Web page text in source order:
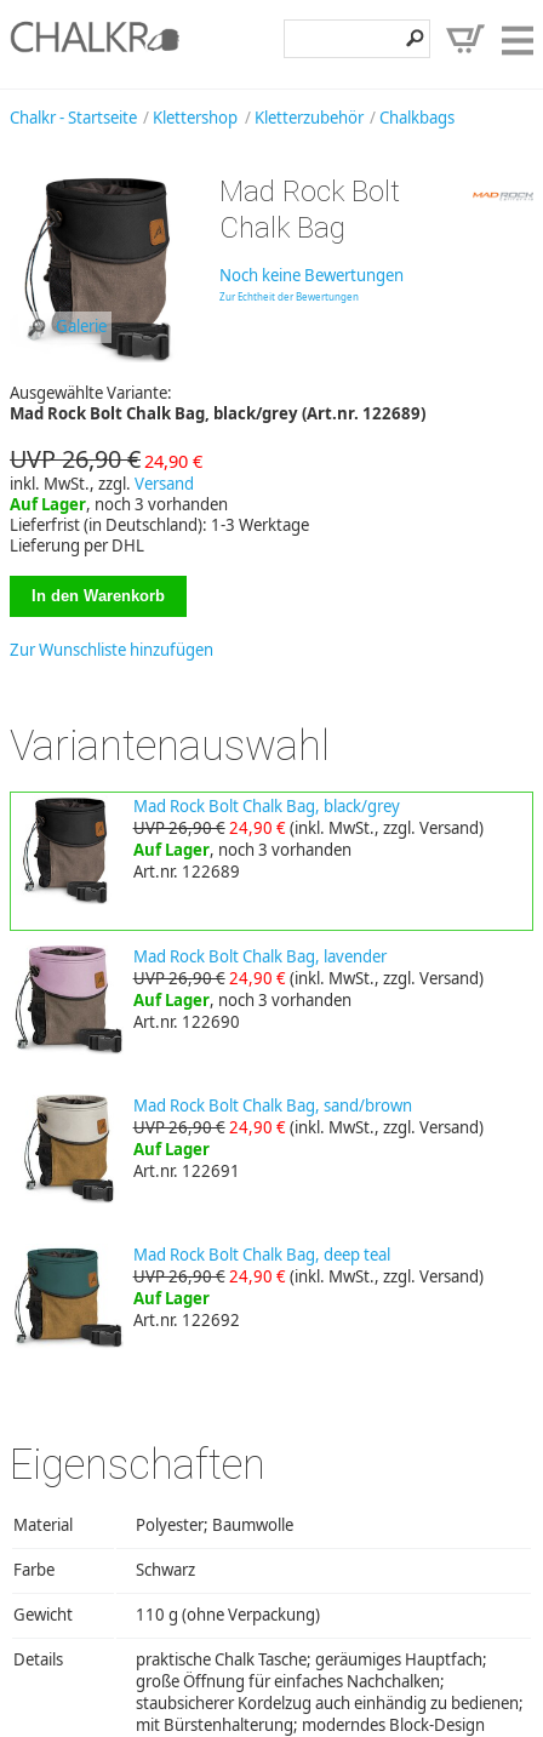
Klettershop
Entdecken
Chalkr - Startseite Klettershop Kletterzubehör Chalkbags
Galerie
Mad Rock Bolt
Chalk Bag
Noch keine Bewertungen
Zur Echtheit der Bewertungen
Ausgewählte Variante:
Mad Rock Bolt Chalk Bag, black/grey (Art.nr. 122689)
UVP 26,90 € 24,90 €
inkl. MwSt., zzgl. Versand
Auf Lager, noch 3 vorhanden
Lieferfrist (in Deutschland): 1-3 Werktage
Lieferung per DHL
Zur Wunschliste hinzufügen
Variantenauswahl
Mad Rock Bolt Chalk Bag, black/grey
UVP 26,90 €24,90 €(inkl. MwSt., zzgl. Versand)
Auf Lager, noch 3 vorhanden
Art.nr. 122689
Mad Rock Bolt Chalk Bag, lavender
UVP 26,90 € 24,90 €(inkl. MwSt., zzgl. Versand)
Auf Lager, noch 3 vorhanden
Art.nr. 122690
Mad Rock Bolt Chalk Bag, sand/brown
UVP 26,90 €24,90 €(inkl. MwSt., zzgl. Versand)
Auf Lager
Art.nr. 122691
Mad Rock Bolt Chalk Bag, deep teal
UVP 26,90 €24,90 €(inkl. MwSt., zzgl. Versand)
Auf Lager
Art.nr. 122692
Eigenschaften
Material Polyester; Baumwolle
Farbe Schwarz
Gewicht 110 g (ohne Verpackung)
Details
praktische Chalk Tasche; geräumiges Hauptfach;
große Öffnung für einfaches Nachchalken;
staubsicherer Kordelzug auch einhändig zu bedienen;
mit Bürstenhalterung; moderndes Block-Design